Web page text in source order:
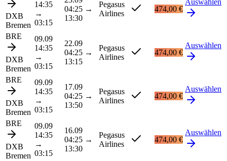
DXB
Bremen
14:35
→
03:15
04:25 →
13:30
Pegasus
Airlines
474,00 €
Auswählen
BRE
DXB
Bremen
09.09
14:35
→
03:15
22.09
04:25 →
13:15
Pegasus
Airlines
474,00 €
Auswählen
BRE
DXB
Bremen
09.09
14:35
→
03:15
17.09
04:25 →
13:50
Pegasus
Airlines
474,00 €
Auswählen
BRE
DXB
Bremen
09.09
14:35
→
03:15
16.09
04:25 →
13:30
Pegasus
Airlines
474,00 €
Auswählen